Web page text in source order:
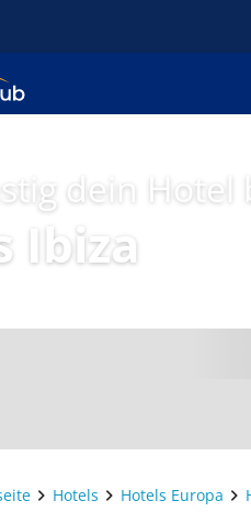
dein Hotel
Ibiza
Hotels Hotels Europa